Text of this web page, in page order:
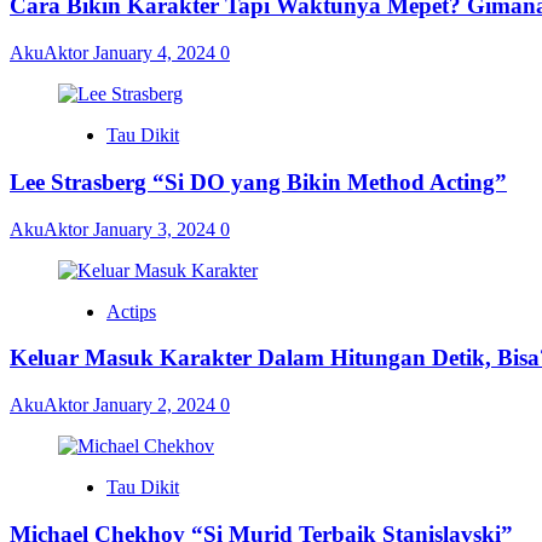
Cara Bikin Karakter Tapi Waktunya Mepet?
AkuAktorJanuary 4, 2024 0
Tau Dikit
Lee Strasberg “Si DO yang Bikin Method Acting”
AkuAktorJanuary 3, 2024 0
Actips
Keluar Masuk Karakter Dalam Hitungan Detik,
AkuAktorJanuary 2, 2024 0
Tau Dikit
Michael Chekhov “Si Murid Terbaik Stanislavski”